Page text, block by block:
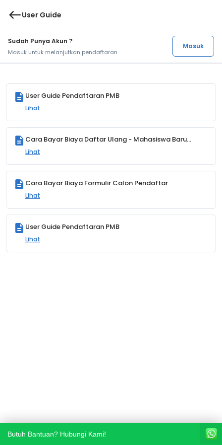
westUser Guide
Sudah Punya Akun ?
Masuk untuk melanjutkan pendaftaran
Masuk
description User Guide Pendaftaran PMB
Lihat
description Cara Bayar Biaya Daftar Ulang - Mahasiswa Baru
(MABA)
Lihat
description Cara Bayar Biaya Formulir Calon Pendaftar
Lihat
description User Guide Pendaftaran PMB
Lihat
Butuh Bantuan? Hubungi Kami!